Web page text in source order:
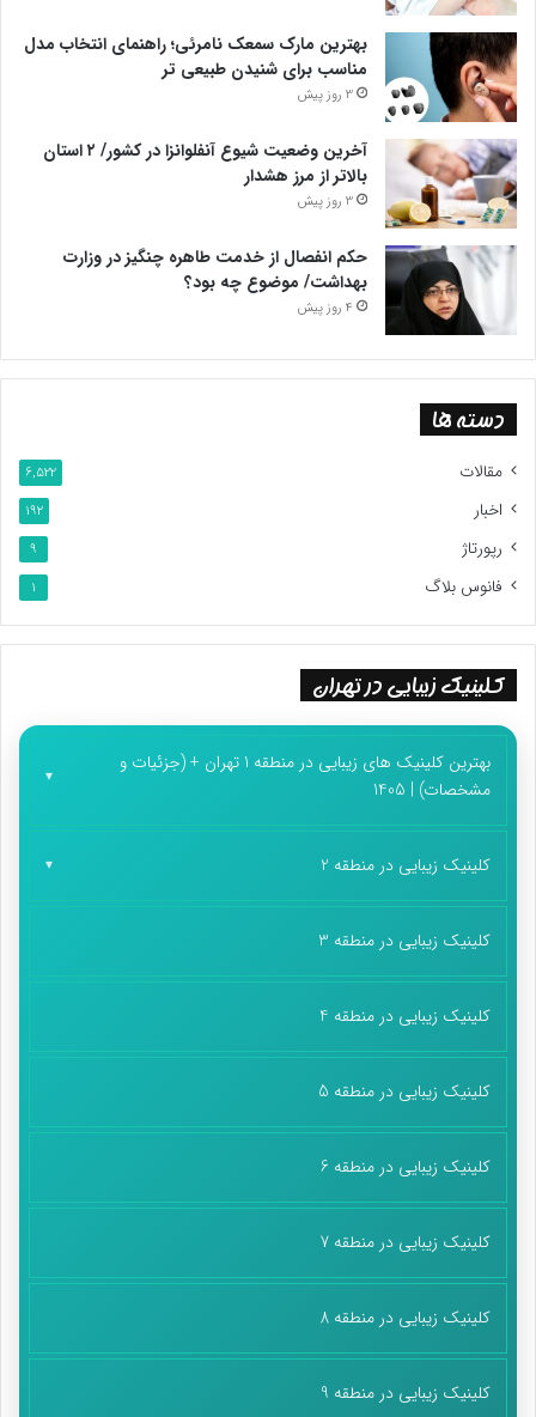
بهترین مارک سمعک نامرئی؛ راهنمای انتخاب مدل
مناسب برای شنیدن طبیعی تر
3 روز پیش
آخرین وضعیت شیوع آنفلوانزا در کشور/ ۲ استان
بالاتر از مرز هشدار
3 روز پیش
حکم انفصال از خدمت طاهره چنگیز در وزارت
بهداشت/ موضوع چه بود؟
4 روز پیش
دسته ها
مقالات 6,522
اخبار 192
رپورتاژ 9
فانوس بلاگ 1
کلینیک زیبایی در تهران
بهترین کلینیک های زیبایی در منطقه 1 تهران + (جزئیات و
مشخصات) | 1405
کلینیک زیبایی در منطقه 2
کلینیک زیبایی در منطقه 3
کلینیک زیبایی در منطقه 4
کلینیک زیبایی در منطقه 5
کلینیک زیبایی در منطقه 6
کلینیک زیبایی در منطقه 7
کلینیک زیبایی در منطقه 8
کلینیک زیبایی در منطقه 9